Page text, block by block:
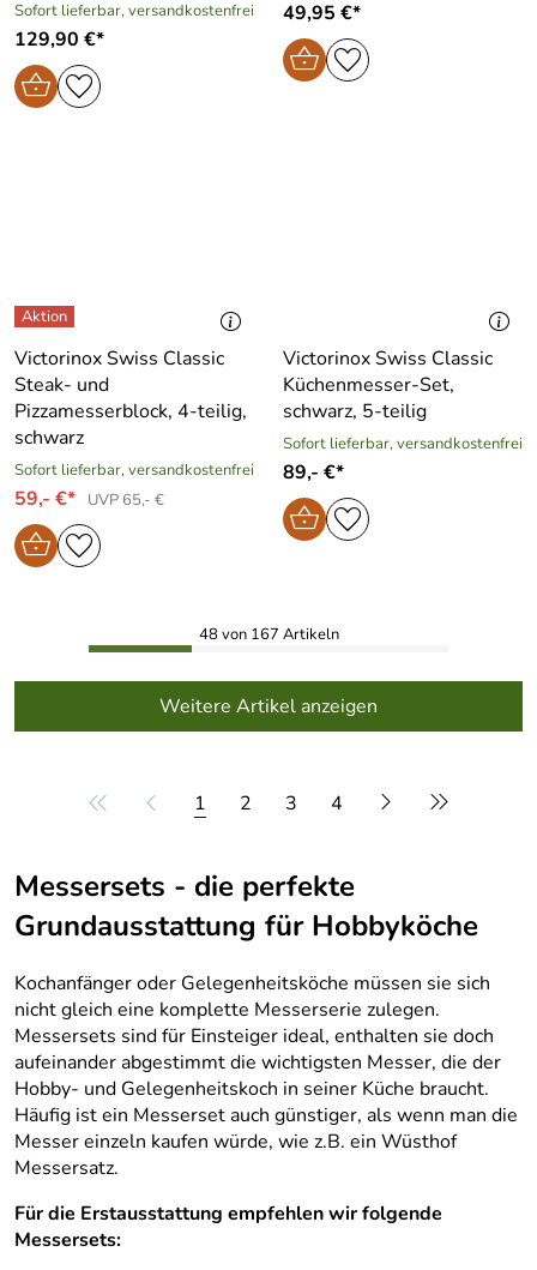
Sofort lieferbar, versandkostenfrei
129,90 €*
49,95 €*
Victorinox Swiss Classic
Steak- und
Pizzamesserblock, 4-teilig,
schwarz
Sofort lieferbar, versandkostenfrei
59,- €* UVP 65,- €
Victorinox Swiss Classic
Küchenmesser-Set,
schwarz, 5-teilig
Sofort lieferbar, versandkostenfrei
89,- €*
48 von 167 Artikeln
Weitere Artikel anzeigen
1 2 3 4
Messersets - die perfekte
Grundausstattung für Hobbyköche
Kochanfänger oder Gelegenheitsköche müssen sie sich
nicht gleich eine komplette Messerserie zulegen.
Messersets sind für Einsteiger ideal, enthalten sie doch
aufeinander abgestimmt die wichtigsten Messer, die der
Hobby- und Gelegenheitskoch in seiner Küche braucht.
Häufig ist ein Messerset auch günstiger, als wenn man die
Messer einzeln kaufen würde, wie z.B. ein Wüsthof
Messersatz.
Für die Erstausstattung empfehlen wir folgende
Messersets: